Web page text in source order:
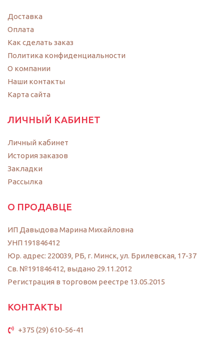
Доставка
Оплата
Как сделать заказ
Политика конфиденциальности
O компании
Наши контакты
Карта сайта
ЛИЧНЫЙ КАБИНЕТ
Личный кабинет
История заказов
Закладки
Рассылка
О ПРОДАВЦЕ
ИП Давыдова Марина Михайловна
УНП 191846412
Юр. адрес: 220039, РБ, г. Минск, ул. Брилевская, 17-37
Св. №191846412, выдано 29.11.2012
Регистрация в торговом реестре 13.05.2015
КОНТАКТЫ
+375 (29) 610-56-41